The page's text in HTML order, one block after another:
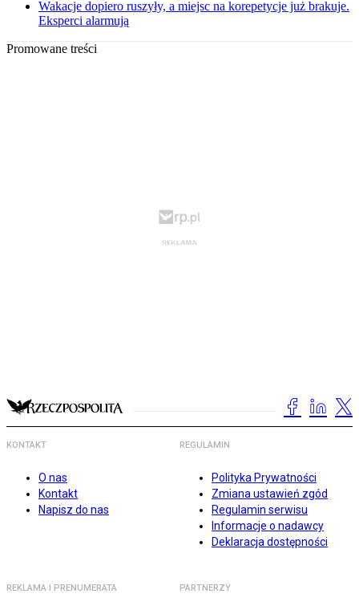
Wakacje dopiero ruszyły, a miejsc na korepetycje już brakuje.
Eksperci alarmują
Promowane treści
KONTAKT
O nas
Kontakt
Napisz do nas
REGULAMIN
Polityka Prywatności
Zmiana ustawień zgód
Regulamin serwisu
Informacje o nadawcy
Deklaracja dostępności
REKLAMA I PRENUMERATA PARTNERZY